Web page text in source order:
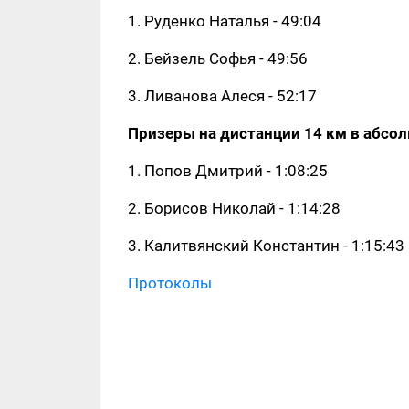
1. Руденко Наталья - 49:04
2. Бейзель Софья - 49:56
3. Ливанова Алеся - 52:17
Призеры на дистанции 14 км в
1. Попов Дмитрий - 1:08:25
2. Борисов Николай - 1:14:28
3. Калитвянский Константин - 1:15:43
Протоколы